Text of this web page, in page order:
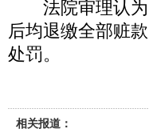
法院审理认为
后均退缴全部赃
处罚。
相关报道：